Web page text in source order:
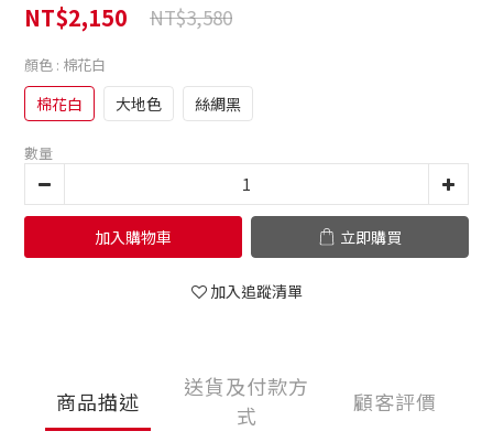
NT$2,150 NT$3,580
顏色 : 棉花白
棉花白 大地色 絲綢黑
數量
加入購物車 立即購買
加入追蹤清單
商品描述
送貨及付款方
式
顧客評價